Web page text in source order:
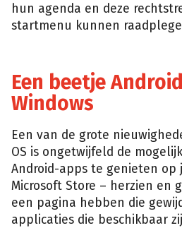
hun agenda en deze
startmenu kunnen
Een beetje
Windows
Een van de grote
OS is ongetwijfeld de
Android-apps te genieten op
Microsoft Store – herzien en
een pagina hebben die
applicaties die beschikbaar